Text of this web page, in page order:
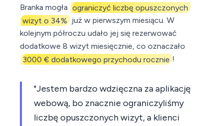
Branka mogła ograniczyć liczbę opuszczonych
wizyt o 34% już w pierwszym miesiącu. W
kolejnym półroczu udało jej się rezerwować
dodatkowe 8 wizyt miesięcznie, co oznaczało
3000 € dodatkowego przychodu rocznie !
"Jestem bardzo wdzięczna za aplikację
webową, bo znacznie ograniczyliśmy
liczbę opuszczonych wizyt, a klienci